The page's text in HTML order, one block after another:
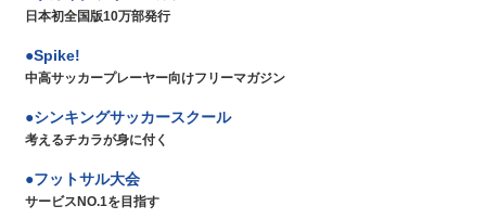
日本初全国版10万部発行
Spike!
中高サッカープレーヤー向けフリーマガジン
シンキングサッカースクール
考えるチカラが身に付く
フットサル大会
サービスNO.1を目指す